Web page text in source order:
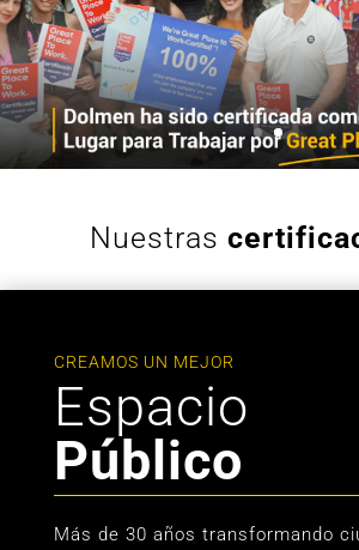
Nuestras
CREAMOS UN MEJOR
Espacio
Público
Más de 30 años transformando